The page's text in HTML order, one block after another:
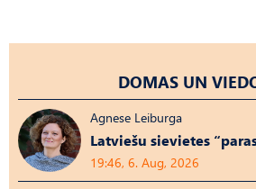
DOMAS UN
Agnese Leiburga
Latviešu sievietes
19:46, 6. Aug, 2026